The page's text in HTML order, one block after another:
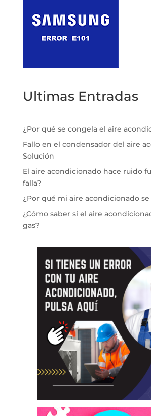
Ultimas Entradas
¿Por qué se congela el aire
Fallo en el condensador del aire
Solución
El aire acondicionado hace ruido
falla?
¿Por qué mi aire acondicionado se
¿Cómo saber si el aire
gas?